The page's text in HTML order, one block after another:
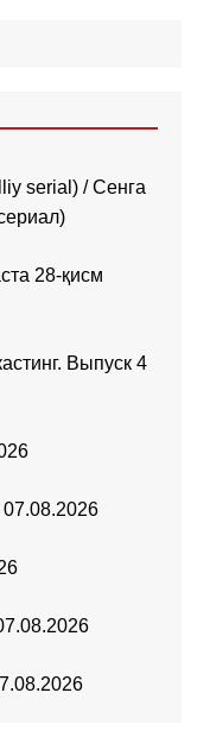
serial) / Сенга
28-қисм
Выпуск 4